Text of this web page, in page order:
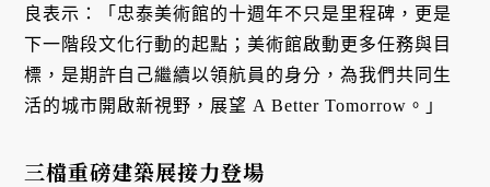
良表示：「忠泰美術館的十週年不只是里程碑，更是
下一階段文化行動的起點；美術館啟動更多任務與目
標，是期許自己繼續以領航員的身分，為我們共同生
活的城市開啟新視野，展望 A Better Tomorrow。」
三檔重磅建築展接力登場